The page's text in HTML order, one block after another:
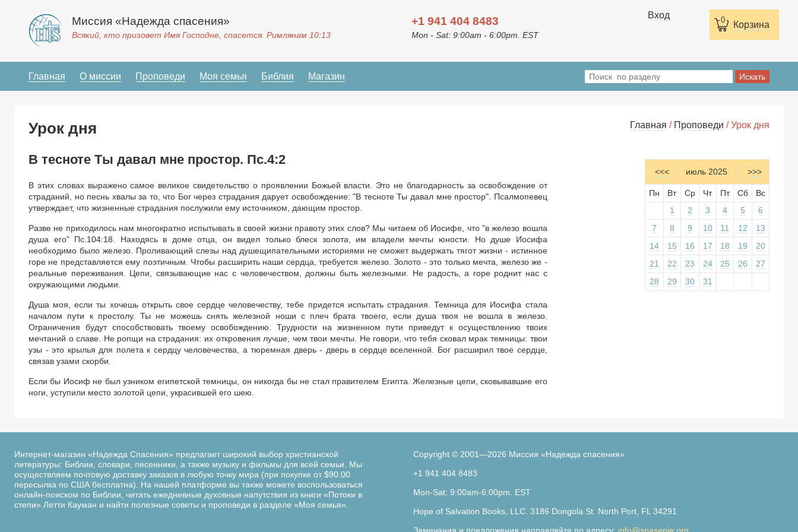
0 Корзина
Миссия «Надежда спасения»
Всякий, кто призовет Имя Господне, спасется. Римлянам 10:13
+1 941 404 8483
Mon - Sat: 9:00am - 6:00pm. EST
Вход
Главная О миссии Проповеди Моя семья Библия Магазин
Главная / Проповеди / Урок дня
Урок дня
В тесноте Ты давал мне простор. Пс.4:2
В этих словах выражено самое великое свидетельство о проявлении Божьей власти. Это не благодарность за освобождение от
страданий, но песнь хвалы за то, что Бог через страдания дарует освобождение: "В тесноте Ты давал мне простор". Псалмопевец
утверждает, что жизненные страдания послужили ему источником, дающим простор.
Разве не приходилось нам многократно испытывать в своей жизни правоту этих слов? Мы читаем об Иосифе, что "в железо вошла
душа его" Пс.104:18. Находясь в доме отца, он видел только блеск золота, им владели мечты юности. Но душе Иосифа
необходимо было железо. Проливающий слезы над душещипательными историями не сможет выдержать тягот жизни - истинное
горе не представляется ему поэтичным. Чтобы расширить наши сердца, требуется железо. Золото - это только мечта, железо же -
реальные переживания. Цепи, связывающие нас с человечеством, должны быть железными. Не радость, а горе роднит нас с
окружающими людьми.
Душа моя, если ты хочешь открыть свое сердце человечеству, тебе придется испытать страдания. Темница для Иосифа стала
началом пути к престолу. Ты не можешь снять железной ноши с плеч брата твоего, если душа твоя не вошла в железо.
Ограничения будут способствовать твоему освобождению. Трудности на жизненном пути приведут к осуществлению твоих
мечтаний о славе. Не ропщи на страдания: их откровения лучше, чем твои мечты. Не говори, что тебя сковал мрак темницы: твои
узы - это крылья для полета к сердцу человечества, а тюремная дверь - дверь в сердце вселенной. Бог расширил твое сердце,
связав узами скорби.
Если бы Иосиф не был узником египетской темницы, он никогда бы не стал правителем Египта. Железные цепи, сковывавшие его
ноги, уступили место золотой цепи, украсившей его шею.
<<< июль 2025 >>>
Пн Вт Ср Чт Пт Сб
Вс
1
2 3 4 5
6
7
8 9 10 11 12
13
14
15 16 17 18 19
20
21
22 23 24 25 26
27
28
29 30 31
Интернет-магазин «Надежда Спасения» предлагает широкий выбор христианской
литературы: Библии, словари, песенники, а также музыку и фильмы для всей семьи. Мы
осуществляем почтовую доставку заказов в любую точку мира (при покупке от $90.00
пересылка по США бесплатна). На нашей платформе вы также можете воспользоваться
онлайн-поиском по Библии, читать ежедневные духовные напутствия из книги «Потоки в
степи» Летти Кауман и найти полезные советы и проповеди в разделе «Моя семья».
Copyright © 2001—2026 Миссия «Надежда спасения»
+1 941 404 8483
Mon-Sat: 9:00am-6:00pm. EST
Hope of Salvation Books, LLC. 3186 Dongola St. North Port, FL 34291